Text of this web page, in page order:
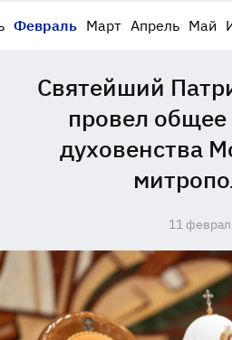
Февраль Март Апрель Май
Святейший
провел
духовенства
11